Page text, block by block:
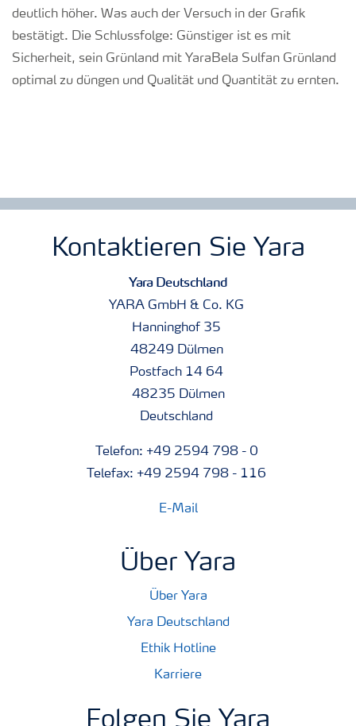
deutlich höher. Was auch der Versuch in der Grafik
bestätigt. Die Schlussfolge: Günstiger ist es mit
Sicherheit, sein Grünland mit YaraBela Sulfan Grünland
optimal zu düngen und Qualität und Quantität zu ernten.
Kontaktieren Sie Yara
Yara Deutschland
YARA GmbH & Co. KG
Hanninghof 35
48249 Dülmen
Postfach 14 64
48235 Dülmen
Deutschland
Telefon: +49 2594 798 - 0
Telefax: +49 2594 798 - 116
E-Mail
Über Yara
Über Yara
Yara Deutschland
Ethik Hotline
Karriere